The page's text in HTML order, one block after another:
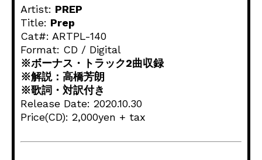
Artist: PREP
Title: Prep
Cat#: ARTPL-140
Format: CD / Digital
※ボーナス・トラック2曲収録
※解説：高橋芳朗
※歌詞・対訳付き
Release Date: 2020.10.30
Price(CD): 2,000yen + tax